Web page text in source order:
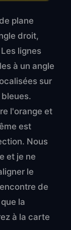
plane
droit,
lignes
à un angle
sur
l'orange et
est
Nous
et je ne
le
de
la
à la carte